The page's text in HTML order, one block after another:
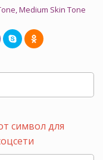
Medium Skin Tone
символ для